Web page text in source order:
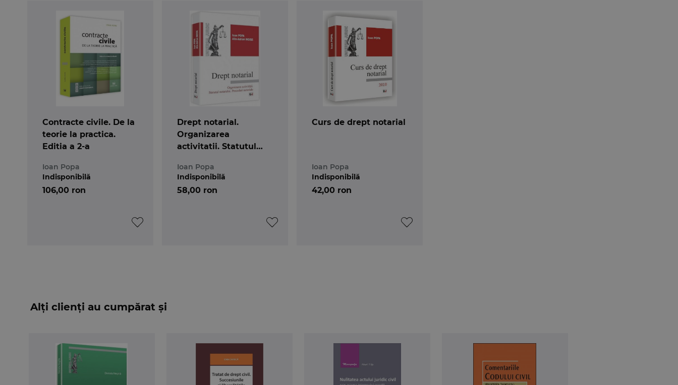
Contracte civile. De la
teorie la practica.
Editia a 2-a
Ioan Popa
106,00 ron
Indisponibilă
Drept notarial.
Organizarea
activitatii. Statutul
notariale
Ioan Popa
58,00 ron
Indisponibilă
Curs de drept notarial
Ioan Popa
42,00 ron
Indisponibilă
Alți clienți au cumpărat și